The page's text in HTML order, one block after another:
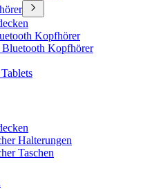
Kopfhörer
Kopfhörer
Halterungen
Taschen